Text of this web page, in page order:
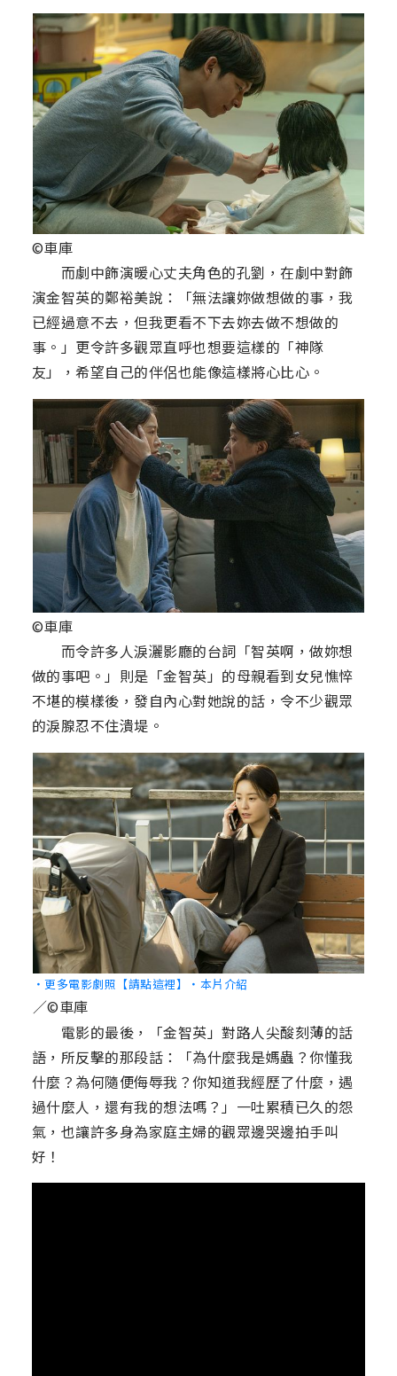
©車庫
而劇中飾演暖心丈夫角色的孔劉，在劇中對飾
演金智英的鄭裕美說：「無法讓妳做想做的事，我
已經過意不去，但我更看不下去妳去做不想做的
事。」更令許多觀眾直呼也想要這樣的「神隊
友」，希望自己的伴侶也能像這樣將心比心。
©車庫
而令許多人淚灑影廳的台詞「智英啊，做妳想
做的事吧。」則是「金智英」的母親看到女兒憔悴
不堪的模樣後，發自內心對她說的話，令不少觀眾
的淚腺忍不住潰堤。
‧更多電影劇照【請點這裡】 ‧本片介紹
／©車庫
電影的最後，「金智英」對路人尖酸刻薄的話
語，所反擊的那段話：「為什麼我是媽蟲？你懂我
什麼？為何隨便侮辱我？你知道我經歷了什麼，遇
過什麼人，還有我的想法嗎？」一吐累積已久的怨
氣，也讓許多身為家庭主婦的觀眾邊哭邊拍手叫
好！